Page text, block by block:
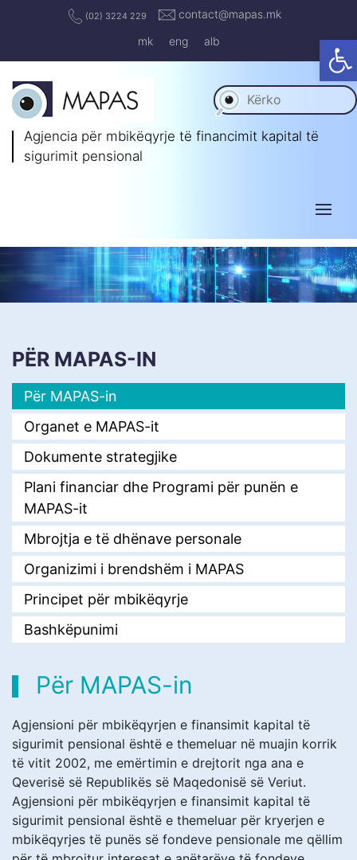
(02) 3224 229
contact@mapas.mk
mk
eng alb
Agjencia për mbikëqyrje të financimit kapital të
sigurimit pensional
PËR MAPAS-IN
Për MAPAS-in
Organet e MAPAS-it
Dokumente strategjike
Plani financiar dhe Programi për punën e
MAPAS-it
Mbrojtja e të dhënave personale
Organizimi i brendshëm i MAPAS
Principet për mbikëqyrje
Bashkëpunimi
Për MAPAS-in
Agjensioni për mbikëqyrjen e finansimit kapital të
sigurimit pensional është e themeluar në muajin korrik
të vitit 2002, me emërtimin e drejtorit nga ana e
Qeverisë së Republikës së Maqedonisë së Veriut.
Agjensioni për mbikëqyrjen e finansimit kapital të
sigurimit pensional është e themeluar për kryerjen e
mbikëqyrjes të punës së fondeve pensionale me qëllim